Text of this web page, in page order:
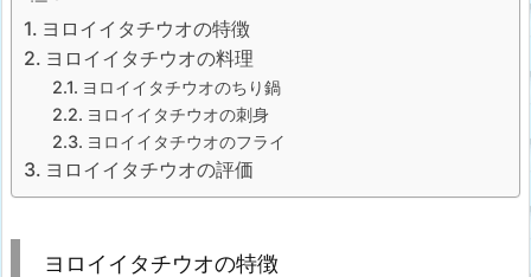
ヨロイイタチウオの特徴
ヨロイイタチウオの料理
ヨロイイタチウオのちり鍋
ヨロイイタチウオの刺身
ヨロイイタチウオのフライ
ヨロイイタチウオの評価
ヨロイイタチウオの特徴